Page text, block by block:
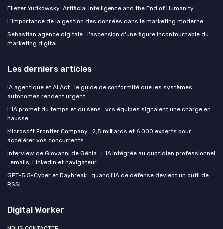
Eliezer Yudkowsky: Artificial Intelligence and the End of Humanity
L'importance de la gestion des données dans le marketing moderne
Sebastian agence digitale : l'ascension d'une figure incontournable du
marketing digital
Les derniers articles
IA agentique et AI Act : le guide de conformité que les systèmes
autonomes rendent urgent
L'IA promet du temps et du sens : vos équipes signalent une charge en
hausse
Microsoft Frontier Company : 2,5 milliards et 6 000 experts pour
accélérer vos concurrents
Interview de Giovanni de Génia : L’IA intégrée au quotidien professionnel
: emails, LinkedIn et navigateur
GPT-5.5-Cyber et Daybreak : quand l'IA de défense devient un outil de
RSSI
Digital Worker